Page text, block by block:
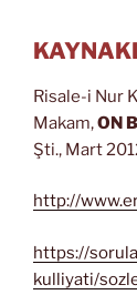
Risale-i Nur
Makam,ON
Şti., Mart
http://
https://
kulliyati/